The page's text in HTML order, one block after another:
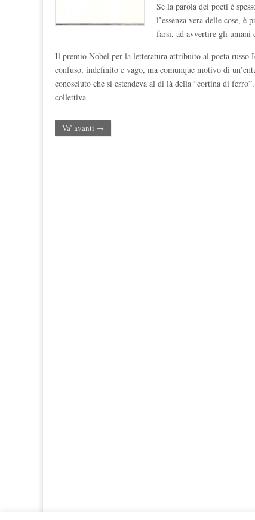
Se la parola dei poeti è
l’essenza vera delle cose,
farsi, ad avvertire gli umani
Il premio Nobel per la letteratura attribuito al poeta russo
confuso, indefinito e vago, ma comunque motivo di
conosciuto che si estendeva al di là della “cortina di
collettiva
Va’ avanti →